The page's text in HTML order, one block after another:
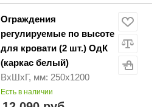
Ограждения
регулируемые по высоте
для кровати (2 шт.) ОдК
(каркас белый)
ВхШхГ, мм: 250х1200
Есть в наличии